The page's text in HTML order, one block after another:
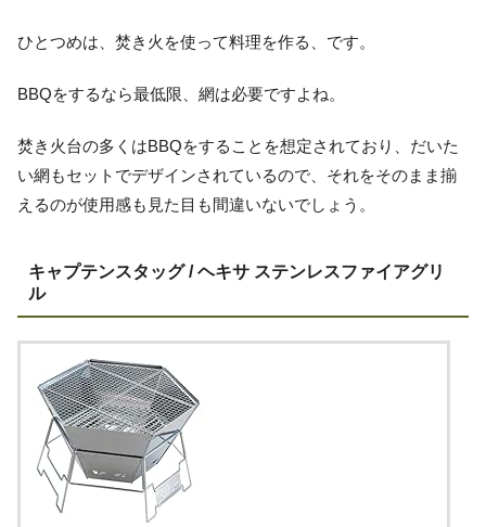
ひとつめは、焚き火を使って料理を作る、です。
BBQをするなら最低限、網は必要ですよね。
焚き火台の多くはBBQをすることを想定されており、だいた
い網もセットでデザインされているので、それをそのまま揃
えるのが使用感も見た目も間違いないでしょう。
キャプテンスタッグ / ヘキサ ステンレスファイアグリ
ル